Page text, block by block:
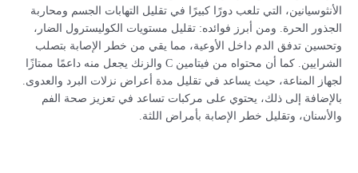
الأنثوسيانين، التي تلعب دورًا كبيرًا في تقليل التهابات الجسم ومحاربة
الجذور الحرة. ومن أبرز فوائده: تقليل مستويات الكوليسترول الضار،
وتحسين تدفق الدم داخل الأوعية، مما يقي من خطر الإصابة بتصلب
الشرايين. كما أن محتواه من فيتامين C والزنك يجعل منه داعمًا ممتازًا
لجهاز المناعة، حيث يساعد في تقليل مدة أعراض نزلات البرد والعدوى.
بالإضافة إلى ذلك، يحتوي على مركبات تساعد في تعزيز صحة الفم
والأسنان، وتقليل خطر الإصابة بأمراض اللثة.